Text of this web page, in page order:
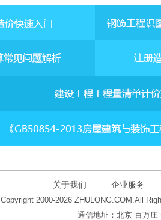
关于我们 企业服务
Copyright 2000-2026 ZHULONG.COM.All
通信地址：北京 百万